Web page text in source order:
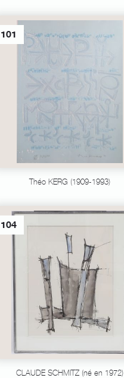
101
Théo KERG (1909-1993)
104
CLAUDE SCHMITZ (né en 1972)